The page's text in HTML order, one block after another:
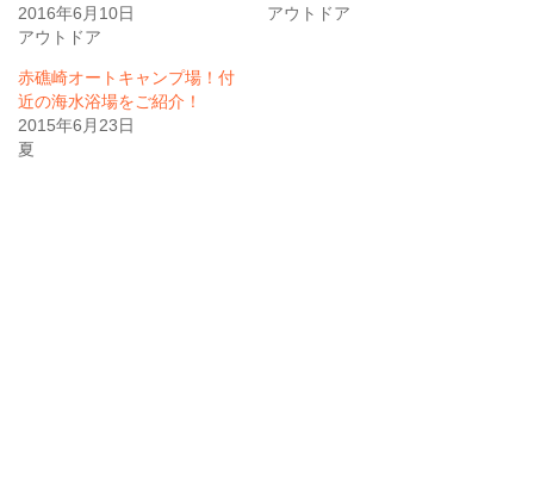
2016年6月10日
アウトドア
アウトドア
赤礁崎オートキャンプ場！付
近の海水浴場をご紹介！
2015年6月23日
夏